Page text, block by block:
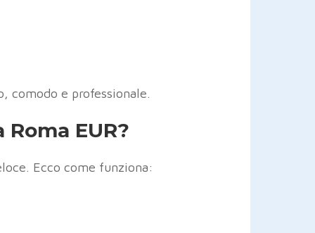
comodo e professionale.
EUR?
Ecco come funziona: